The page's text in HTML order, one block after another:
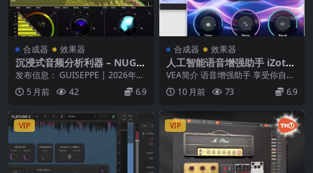
合成器 效果器
沉浸式音频分析利器 – NUGE
N Audio Halo Vision v1.1.2.
2 macOS
发布信息： GUISEPPE | 2026年3
月 平台： macOS 产品概述 ...
5 月前 42 6.9
合成器 效果器
人工智能语音增强助手 iZoto
pe VEA v1.1.0 英特尔芯片 M
AC WiN
VEA简介 语音增强助手 享受你自己
的声音 VEA是一种人工智能音频增
强器，可以...
10 月前 73 6.9
VIP VIP